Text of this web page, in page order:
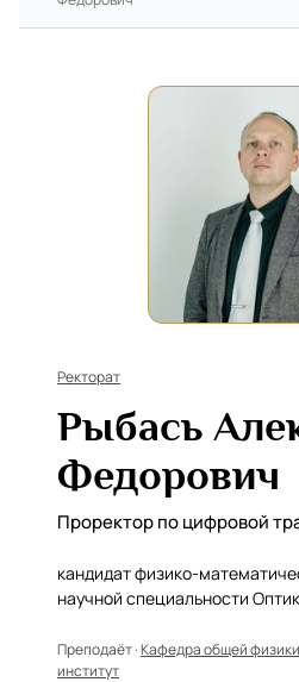
Ректорат
Рыбась
Федорович
Проректор по цифровой
кандидат физико-
научной специальности
Преподаёт ·Кафедра общей физики
институт